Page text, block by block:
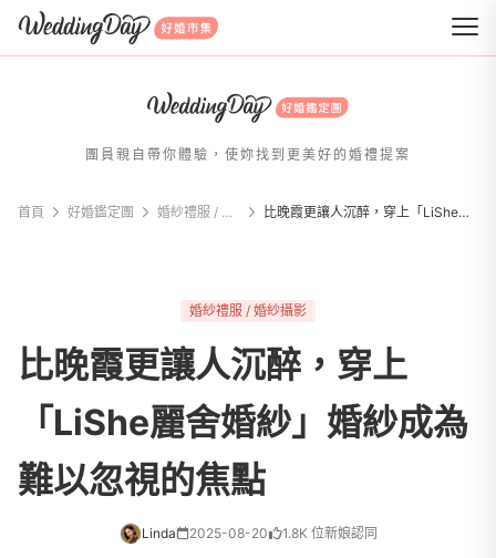
WeddingDay 好婚市集
團員親自帶你體驗，使妳找到更美好的婚禮提案
首頁 好婚鑑定團 婚紗禮服 / 婚紗攝影 比晚霞更讓人沉醉，穿上「LiShe麗舍婚紗」婚紗成為難以忽視的焦點
婚紗禮服 / 婚紗攝影
比晚霞更讓人沉醉，穿上
「LiShe麗舍婚紗」婚紗成為
難以忽視的焦點
Linda 2025-08-20 1.8K 位新娘認同